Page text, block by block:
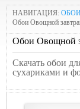
НАВИГАЦИЯ:
Обои Овощной
Обои Овощной
Скачать обои
сухариками и